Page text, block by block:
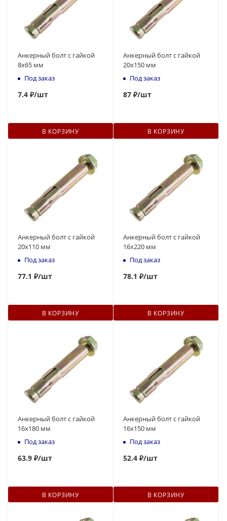
Анкерный болт с гайкой
8x65 мм
Под заказ
7.4 ₽/шт
В КОРЗИНУ
Анкерный болт с гайкой
20x150 мм
Под заказ
87 ₽/шт
В КОРЗИНУ
Анкерный болт с гайкой
20x110 мм
Под заказ
77.1 ₽/шт
В КОРЗИНУ
Анкерный болт с гайкой
16x220 мм
Под заказ
78.1 ₽/шт
В КОРЗИНУ
Анкерный болт с гайкой
16x180 мм
Под заказ
63.9 ₽/шт
В КОРЗИНУ
Анкерный болт с гайкой
16x150 мм
Под заказ
52.4 ₽/шт
В КОРЗИНУ